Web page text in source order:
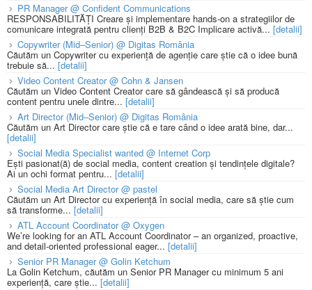
PR Manager @ Confident Communications
RESPONSABILITĂȚI Creare și implementare hands-on a strategiilor de
comunicare integrată pentru clienți B2B & B2C Implicare activă... [detalii]
Copywriter (Mid–Senior) @ Digitas România
Căutăm un Copywriter cu experiență de agenție care știe că o idee bună
trebuie să... [detalii]
Video Content Creator @ Cohn & Jansen
Căutăm un Video Content Creator care să gândească și să producă
content pentru unele dintre... [detalii]
Art Director (Mid–Senior) @ Digitas România
Căutăm un Art Director care știe că e tare când o idee arată bine, dar...
[detalii]
Social Media Specialist wanted @ Internet Corp
Ești pasionat(ă) de social media, content creation și tendințele digitale?
Ai un ochi format pentru... [detalii]
Social Media Art Director @ pastel
Căutăm un Art Director cu experiență în social media, care să știe cum
să transforme... [detalii]
ATL Account Coordinator @ Oxygen
We’re looking for an ATL Account Coordinator – an organized, proactive,
and detail-oriented professional eager... [detalii]
Senior PR Manager @ Golin Ketchum
La Golin Ketchum, căutăm un Senior PR Manager cu minimum 5 ani
experiență, care știe... [detalii]